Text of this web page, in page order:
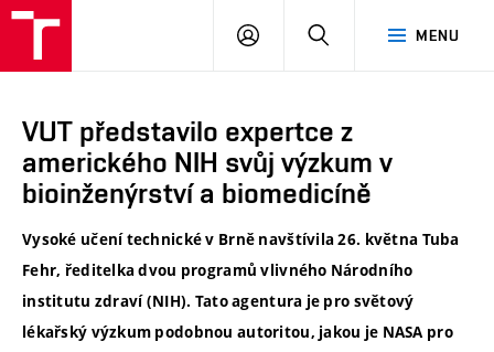
MENU
PŘIHLÁSIT
VUT představilo expertce z
amerického NIH svůj výzkum v
bioinženýrství a biomedicíně
Vysoké učení technické v Brně navštívila 26. května Tuba
Fehr, ředitelka dvou programů vlivného Národního
institutu zdraví (NIH). Tato agentura je pro světový
lékařský výzkum podobnou autoritou, jakou je NASA pro